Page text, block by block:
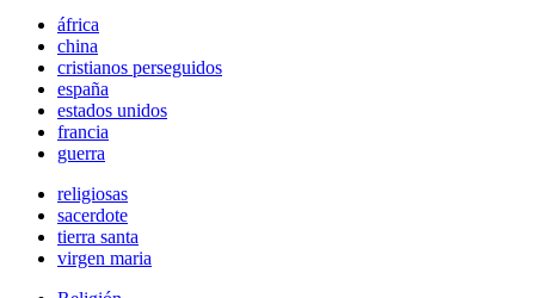
áfrica
china
cristianos perseguidos
españa
estados unidos
francia
guerra
religiosas
sacerdote
tierra santa
virgen maria